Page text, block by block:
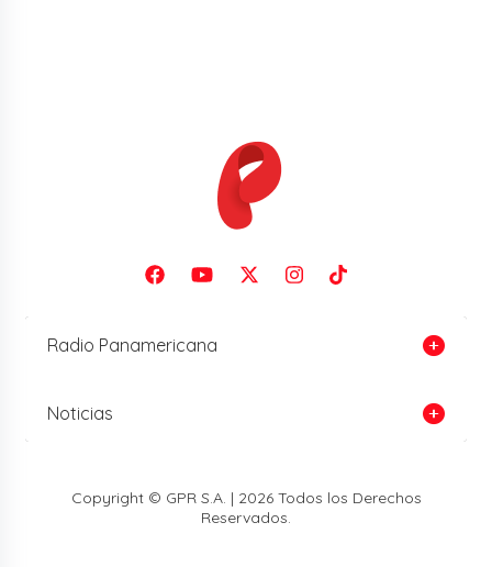
Radio Panamericana
Noticias
Copyright © GPR S.A. | 2026 Todos los Derechos
Reservados.